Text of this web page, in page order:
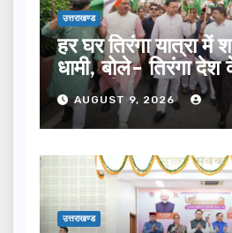
उत्तराखण्ड
हर घर तिरंगा यात्रा में
धामी, बोले- तिरंगा देश
का प्रतीक
AUGUST 9, 2026
उत्तराखण्ड